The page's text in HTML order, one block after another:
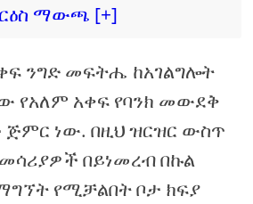
ማውጫ [+]
ንግድ መፍትሔ ከአገልግሎት
የአለም አቀፍ የባንክ መውደቅ
ነው. በዚህ ዝርዝር ውስጥ
በይነመረብ በኩል
የሚቻልበት ቦታ ክፍያ